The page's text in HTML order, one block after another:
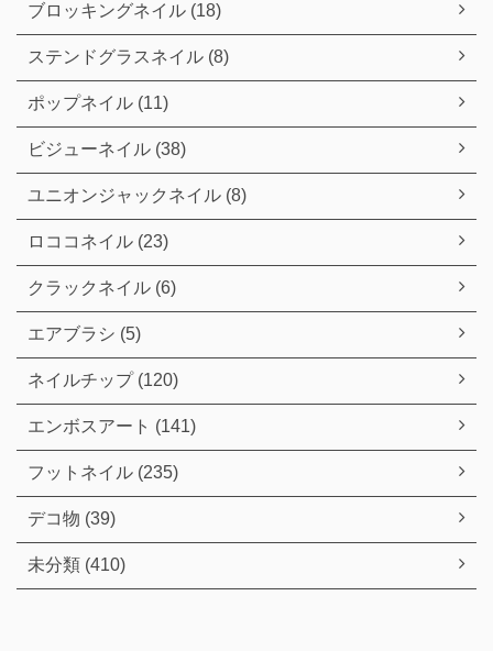
ブロッキングネイル (18)
ステンドグラスネイル (8)
ポップネイル (11)
ビジューネイル (38)
ユニオンジャックネイル (8)
ロココネイル (23)
クラックネイル (6)
エアブラシ (5)
ネイルチップ (120)
エンボスアート (141)
フットネイル (235)
デコ物 (39)
未分類 (410)